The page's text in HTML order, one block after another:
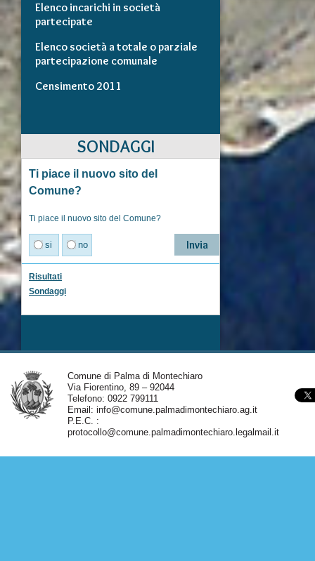
Elenco incarichi in società
partecipate
Elenco società a totale o parziale
partecipazione comunale
Censimento 2011
SONDAGGI
Ti piace il nuovo sito del
Comune?
Ti piace il nuovo sito del Comune?
si no
Risultati
Sondaggi
Comune di Palma di Montechiaro
Via Fiorentino, 89 – 92044
Telefono: 0922 799111
Email: info@comune.palmadimontechiaro.ag.it
P.E.C. :
protocollo@comune.palmadimontechiaro.legalmail.it